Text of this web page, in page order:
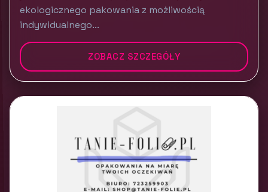
ekologicznego pakowania z możliwością
indywidualnego...
ZOBACZ SZCZEGÓŁY